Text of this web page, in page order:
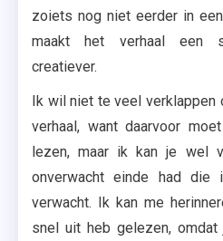
zoiets nog niet eerder in
maakt het verhaal een
creatiever.
Ik wil niet te veel verklappen
verhaal, want daarvoor
lezen, maar ik kan je wel
onverwacht einde had die
verwacht. Ik kan me
snel uit heb gelezen,